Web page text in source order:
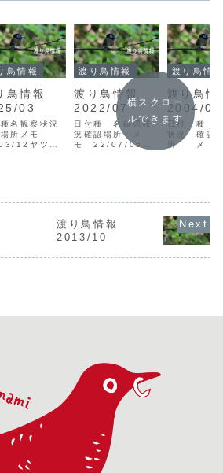
鳥情報
鳥情報
03
名観察状況
所メモ
12ヤツガ
渡り鳥情報
渡り鳥情報
2022/07
日付種 名確認状
況確認場所 メ
モ 22/07/05ハ
和村志戸勘沖木元
シギV1奄美市笠利
町大瀬海岸里村
レイV1大和...
渡り鳥情
渡り鳥
2004/08
日付 種
状況 確認
所 メ
高 冬鳥初
04/08/28
レイＶ1名
木屋場森田
04/08/30
ガセキレイ
横スクロー
ルできます
渡り鳥情報
2013/10